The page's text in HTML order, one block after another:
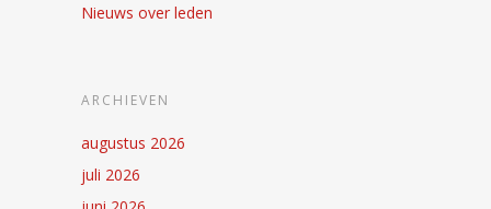
Nieuws over leden
ARCHIEVEN
augustus 2026
juli 2026